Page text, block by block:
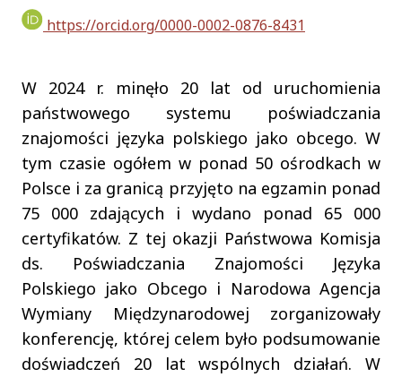
https://orcid.org/0000-0002-0876-8431
W 2024 r. minęło 20 lat od uruchomienia
państwowego systemu poświadczania
znajomości języka polskiego jako obcego. W
tym czasie ogółem w ponad 50 ośrodkach w
Polsce i za granicą przyjęto na egzamin ponad
75 000 zdających i wydano ponad 65 000
certyfikatów. Z tej okazji Państwowa Komisja
ds. Poświadczania Znajomości Języka
Polskiego jako Obcego i Narodowa Agencja
Wymiany Międzynarodowej zorganizowały
konferencję, której celem było podsumowanie
doświadczeń 20 lat wspólnych działań. W